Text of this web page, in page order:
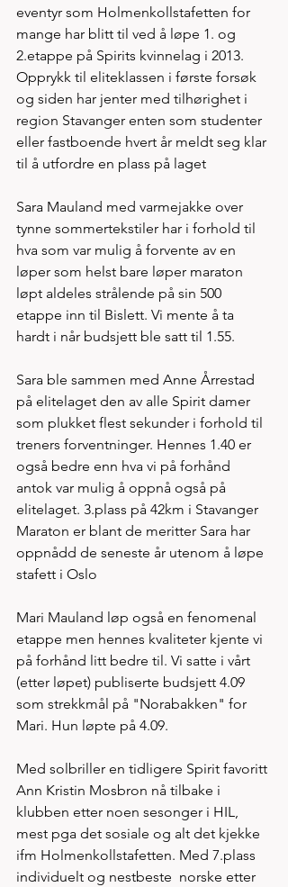
eventyr som Holmenkollstafetten for
mange har blitt til ved å løpe 1. og
2.etappe på Spirits kvinnelag i 2013.
Opprykk til eliteklassen i første forsøk
og siden har jenter med tilhørighet i
region Stavanger enten som studenter
eller fastboende hvert år meldt seg klar
til å utfordre en plass på laget
Sara Mauland med varmejakke over
tynne sommertekstiler har i forhold til
hva som var mulig å forvente av en
løper som helst bare løper maraton
løpt aldeles strålende på sin 500
etappe inn til Bislett. Vi mente å ta
hardt i når budsjett ble satt til 1.55.
Sara ble sammen med Anne Årrestad
på elitelaget den av alle Spirit damer
som plukket flest sekunder i forhold til
treners forventninger. Hennes 1.40 er
også bedre enn hva vi på forhånd
antok var mulig å oppnå også på
elitelaget. 3.plass på 42km i Stavanger
Maraton er blant de meritter Sara har
oppnådd de seneste år utenom å løpe
stafett i Oslo
Mari Mauland løp også en fenomenal
etappe men hennes kvaliteter kjente vi
på forhånd litt bedre til. Vi satte i vårt
(etter løpet) publiserte budsjett 4.09
som strekkmål på "Norabakken" for
Mari. Hun løpte på 4.09.
Med solbriller en tidligere Spirit favoritt
Ann Kristin Mosbron nå tilbake i
klubben etter noen sesonger i HIL,
mest pga det sosiale og alt det kjekke
ifm Holmenkollstafetten. Med 7.plass
individuelt og nestbeste  norske etter